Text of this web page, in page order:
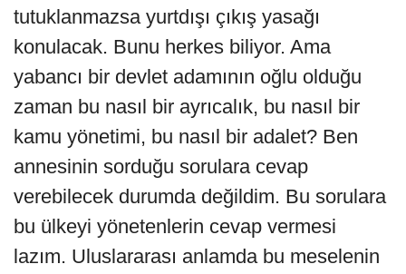
tutuklanmazsa yurtdışı çıkış yasağı
konulacak. Bunu herkes biliyor. Ama
yabancı bir devlet adamının oğlu olduğu
zaman bu nasıl bir ayrıcalık, bu nasıl bir
kamu yönetimi, bu nasıl bir adalet? Ben
annesinin sorduğu sorulara cevap
verebilecek durumda değildim. Bu sorulara
bu ülkeyi yönetenlerin cevap vermesi
lazım. Uluslararası anlamda bu meselenin